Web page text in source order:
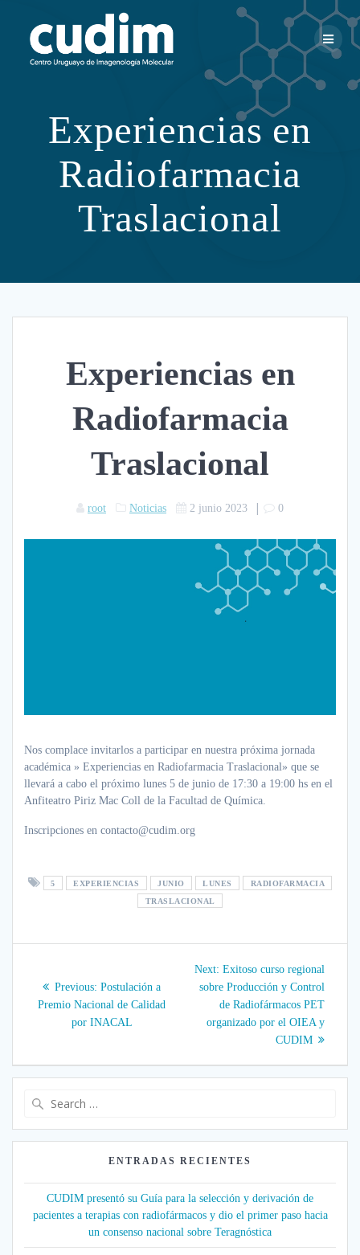
Experiencias en
Radiofarmacia
Traslacional
Experiencias en
Radiofarmacia
Traslacional
root Noticias 2 junio 2023 | 0
Nos complace invitarlos a participar en nuestra próxima jornada
académica » Experiencias en Radiofarmacia Traslacional» que se
llevará a cabo el próximo lunes 5 de junio de 17:30 a 19:00 hs en el
Anfiteatro Piriz Mac Coll de la Facultad de Química.
Inscripciones en contacto@cudim.org
5 EXPERIENCIAS JUNIO LUNES
RADIOFARMACIA
TRASLACIONAL
entradas
Previous: Previous
post:
Postulación a
Premio Nacional de Calidad
por INACAL
Next: Next
post:
Exitoso curso regional
sobre Producción y Control
de Radiofármacos PET
organizado por el OIEA y
CUDIM
ENTRADAS RECIENTES
CUDIM presentó su Guía para la selección y derivación de
pacientes a terapias con radiofármacos y dio el primer paso hacia
un consenso nacional sobre Teragnóstica